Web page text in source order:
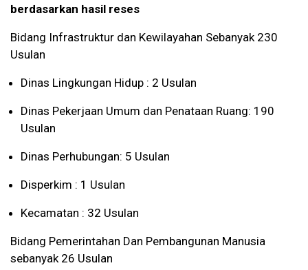
berdasarkan hasil reses
Bidang Infrastruktur dan Kewilayahan Sebanyak 230
Usulan
Dinas Lingkungan Hidup : 2 Usulan
Dinas Pekerjaan Umum dan Penataan Ruang: 190
Usulan
Dinas Perhubungan: 5 Usulan
Disperkim : 1 Usulan
Kecamatan : 32 Usulan
Bidang Pemerintahan Dan Pembangunan Manusia
sebanyak 26 Usulan